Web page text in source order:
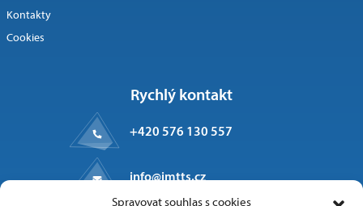
Spravovat souhlas s cookies
Kontakty
Cookies
Rychlý kontakt
+420 576 130 557
info@imtts.cz